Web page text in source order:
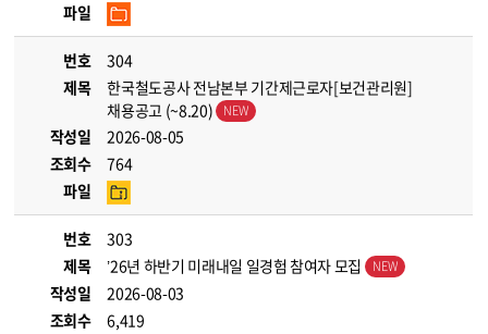
파일
번호
304
제목
한국철도공사 전남본부 기간제근로자[보건관리원]
채용공고 (~8.20)
작성일
2026-08-05
조회수
764
파일
번호
303
제목
’26년 하반기 미래내일 일경험 참여자 모집
작성일
2026-08-03
조회수
6,419